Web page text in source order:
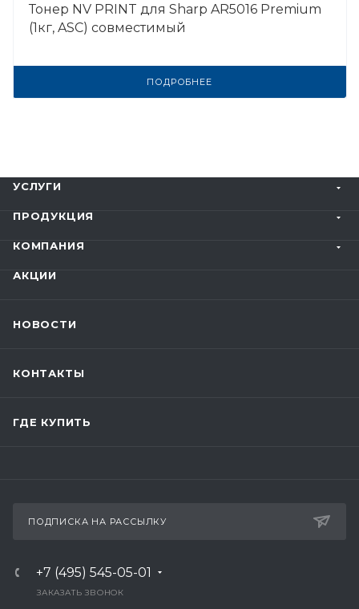
Тонер NV PRINT для Sharp AR5016 Premium
(1кг, ASC) совместимый
ПОДРОБНЕЕ
УСЛУГИ
ПРОДУКЦИЯ
КОМПАНИЯ
АКЦИИ
НОВОСТИ
КОНТАКТЫ
ГДЕ КУПИТЬ
ПОДПИСКА НА РАССЫЛКУ
+7 (495) 545-05-01
ЗАКАЗАТЬ ЗВОНОК